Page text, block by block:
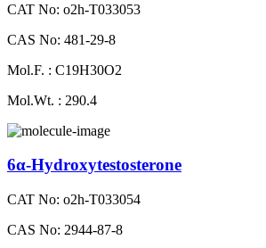
CAT No: o2h-T033053
CAS No: 481-29-8
Mol.F. : C19H30O2
Mol.Wt. : 290.4
6α-Hydroxytestosterone
CAT No: o2h-T033054
CAS No: 2944-87-8